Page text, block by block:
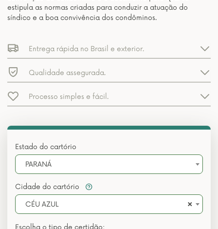
estipula as normas criadas para conduzir a atuação do
síndico e a boa convivência dos condôminos.
Entrega rápida no Brasil e exterior.
Qualidade assegurada.
Processo simples e fácil.
Estado do cartório
PARANÁ
Cidade do cartório
×
CÉU AZUL
Escolha o tipo de certidão: